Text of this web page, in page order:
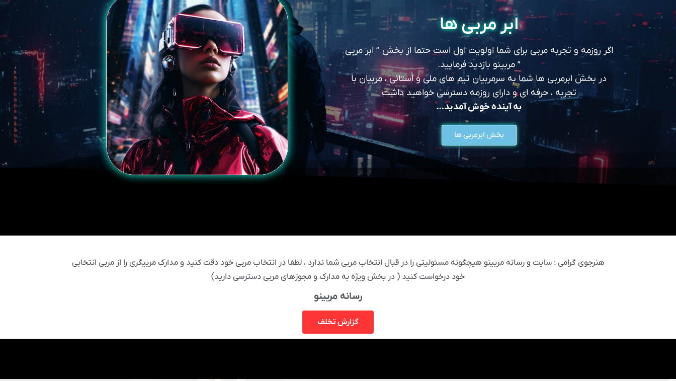
ابر مربی ها
اگر روزمه و تجربه مربی برای شما اولویت اول است حتما از بخش ” ابر مربی
” مربینو بازدید فرمایید.
در بخش ابرمربی ها شما به سرمربیان تیم های ملی و استانی ، مربیان با
تجربه ، حرفه ای و دارای روزمه دسترسی خواهید داشت
به آینده خوش آمدید…
بخش ابرمربی ها
هنرجوی گرامی : سایت و رسانه مربینو هیچگونه مسئولیتی را در قبال انتخاب مربی شما ندارد ، لطفا در انتخاب مربی خود دقت کنید و مدارک مربیگری را از مربی انتخابی
خود درخواست کنید ( در بخش ویژه به مدارک و مجوزهای مربی دسترسی دارید)
رسانه مربینو
گزارش تخلف